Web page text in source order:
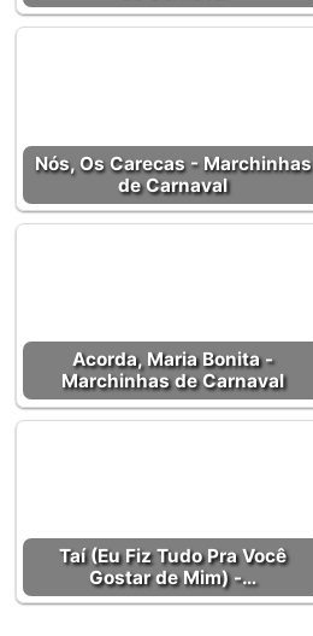
Nós, Os Carecas - Marchinhas
de Carnaval
Acorda, Maria Bonita -
Marchinhas de Carnaval
Taí (Eu Fiz Tudo Pra Você
Gostar de Mim) -…